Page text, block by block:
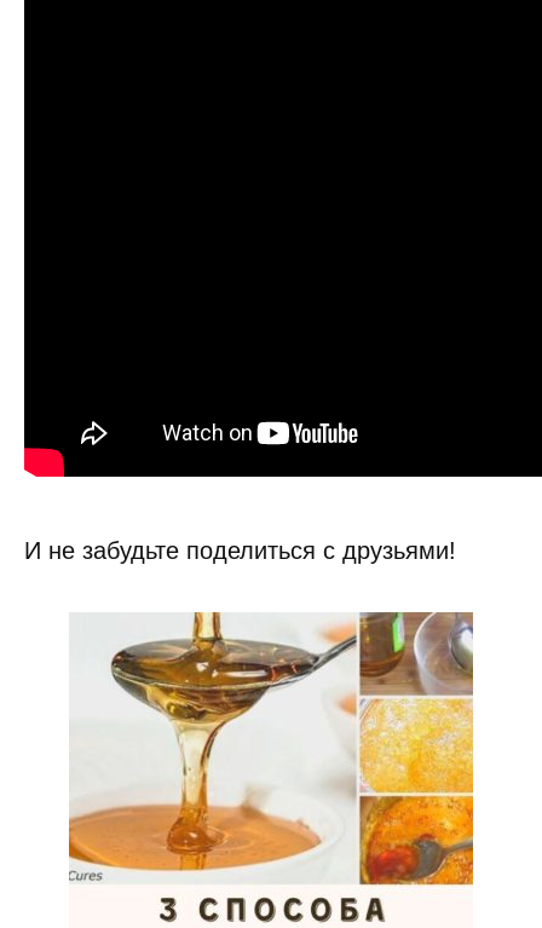
И не забудьте поделиться с друзьями!